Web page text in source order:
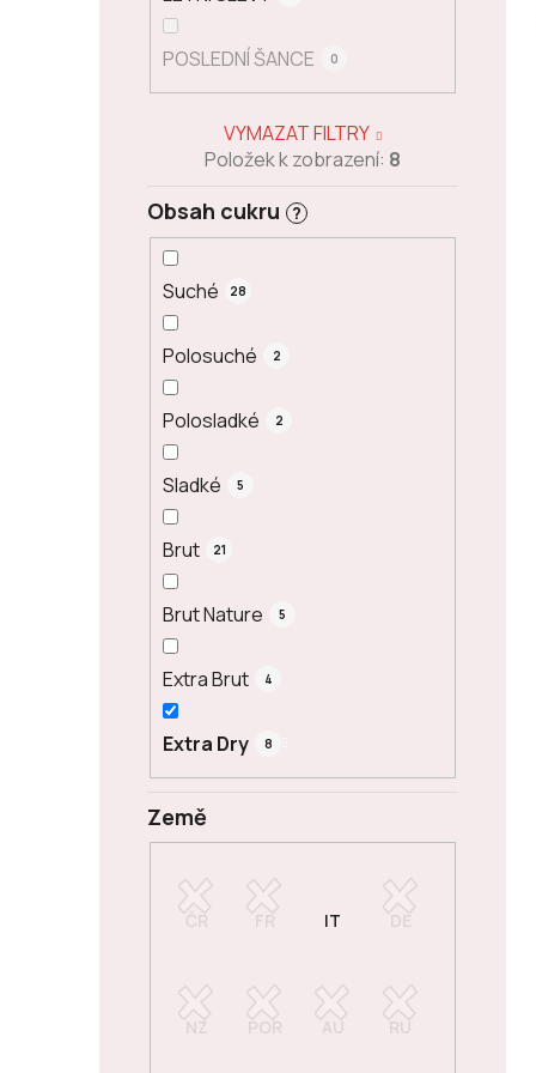
POSLEDNÍ ŠANCE 0
Země
Obsah cukru ?
Suché 28
Polosuché 2
Polosladké 2
Sladké 5
Brut 21
Brut Nature 5
Extra Brut 4
Extra Dry 8
VYMAZAT FILTRY
Položek k zobrazení: 8